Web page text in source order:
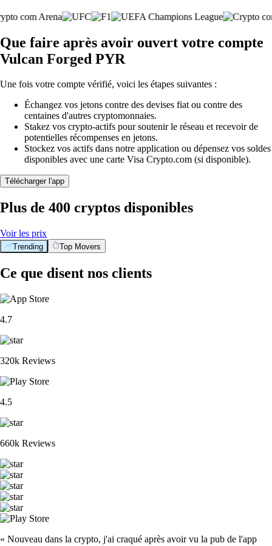
Que faire après avoir ouvert votre compte
Vulcan Forged PYR
Une fois votre compte vérifié, voici les étapes suivantes :
Échangez vos jetons contre des devises fiat ou contre des
centaines d'autres cryptomonnaies.
Stakez vos crypto-actifs pour soutenir le réseau et recevoir de
potentielles récompenses en jetons.
Stockez vos actifs dans notre application ou dépensez vos soldes
disponibles avec une carte Visa Crypto.com (si disponible).
Télécharger l'app
Plus de 400 cryptos disponibles
Voir les prix
Trending Top Movers
Ce que disent nos clients
4.7
320k Reviews
4.5
660k Reviews
« Nouveau dans la crypto, j'ai craqué après avoir vu la pub de l'app